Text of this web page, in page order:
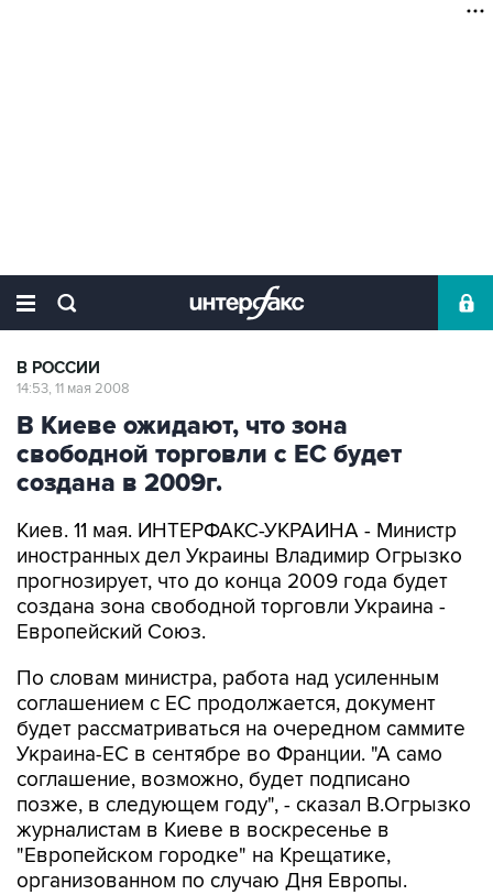
В РОССИИ
14:53, 11 мая 2008
В Киеве ожидают, что зона
свободной торговли с ЕС будет
создана в 2009г.
Киев. 11 мая. ИНТЕРФАКС-УКРАИНА - Министр
иностранных дел Украины Владимир Огрызко
прогнозирует, что до конца 2009 года будет
создана зона свободной торговли Украина -
Европейский Союз.
По словам министра, работа над усиленным
соглашением с ЕС продолжается, документ
будет рассматриваться на очередном саммите
Украина-ЕС в сентябре во Франции. "А само
соглашение, возможно, будет подписано
позже, в следующем году", - сказал В.Огрызко
журналистам в Киеве в воскресенье в
"Европейском городке" на Крещатике,
организованном по случаю Дня Европы.